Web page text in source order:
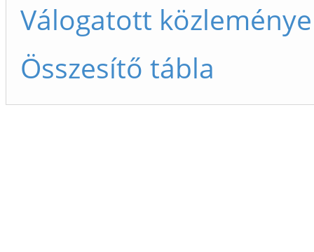
Válogatott
Összesítő tábla